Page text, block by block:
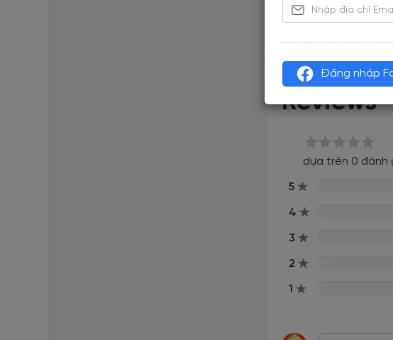
quan sát, sân
Reviews
dựa trên 0 đánh
5
4
3
2
1
Đăng nhập